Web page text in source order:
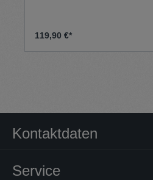
119,90 €*
Kontaktdaten
Service